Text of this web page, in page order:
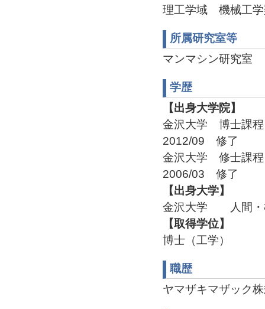
理工学域 機械工
所属研究室等
マンマシン研究室
学歴
【出身大学院】
金沢大学 博士課
2012/09 修了
金沢大学 修士課
2006/03 修了
【出身大学】
金沢大学 人間・
【取得学位】
博士（工学）
職歴
ヤマザキマザック